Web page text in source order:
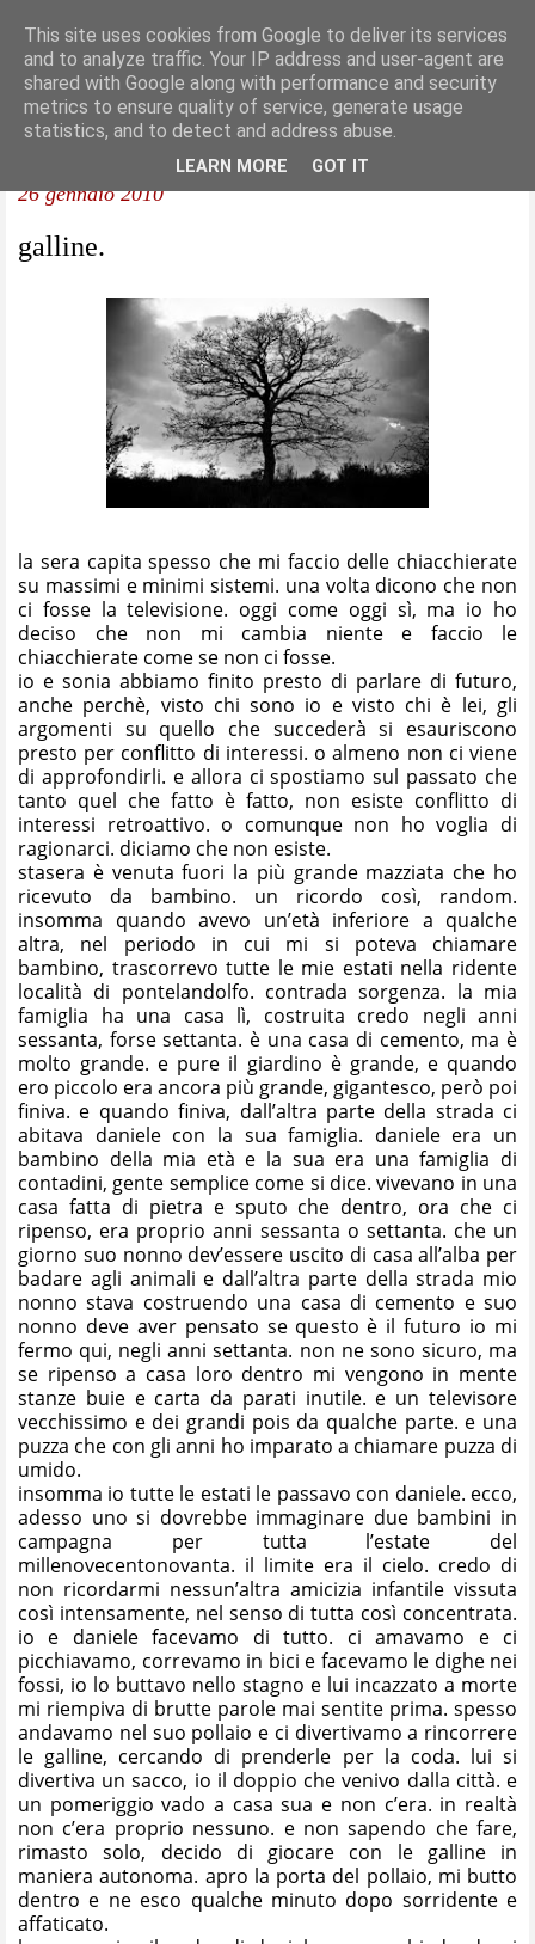
26 gennaio 2010
galline.
la sera capita spesso che mi faccio delle chiacchierate
su massimi e minimi sistemi. una volta dicono che non
ci fosse la televisione. oggi come oggi sì, ma io ho
deciso che non mi cambia niente e faccio le
chiacchierate come se non ci fosse.
io e sonia abbiamo finito presto di parlare di futuro,
anche perchè, visto chi sono io e visto chi è lei, gli
argomenti su quello che succederà si esauriscono
presto per conflitto di interessi. o almeno non ci viene
di approfondirli. e allora ci spostiamo sul passato che
tanto quel che fatto è fatto, non esiste conflitto di
interessi retroattivo. o comunque non ho voglia di
ragionarci. diciamo che non esiste.
stasera è venuta fuori la più grande mazziata che ho
ricevuto da bambino. un ricordo così, random.
insomma quando avevo un’età inferiore a qualche
altra, nel periodo in cui mi si poteva chiamare
bambino, trascorrevo tutte le mie estati nella ridente
località di pontelandolfo. contrada sorgenza. la mia
famiglia ha una casa lì, costruita credo negli anni
sessanta, forse settanta. è una casa di cemento, ma è
molto grande. e pure il giardino è grande, e quando
ero piccolo era ancora più grande, gigantesco, però poi
finiva. e quando finiva, dall’altra parte della strada ci
abitava daniele con la sua famiglia. daniele era un
bambino della mia età e la sua era una famiglia di
contadini, gente semplice come si dice. vivevano in una
casa fatta di pietra e sputo che dentro, ora che ci
ripenso, era proprio anni sessanta o settanta. che un
giorno suo nonno dev’essere uscito di casa all’alba per
badare agli animali e dall’altra parte della strada mio
nonno stava costruendo una casa di cemento e suo
nonno deve aver pensato se questo è il futuro io mi
fermo qui, negli anni settanta. non ne sono sicuro, ma
se ripenso a casa loro dentro mi vengono in mente
stanze buie e carta da parati inutile. e un televisore
vecchissimo e dei grandi pois da qualche parte. e una
puzza che con gli anni ho imparato a chiamare puzza di
umido.
insomma io tutte le estati le passavo con daniele. ecco,
adesso uno si dovrebbe immaginare due bambini in
campagna per tutta l’estate del
millenovecentonovanta. il limite era il cielo. credo di
non ricordarmi nessun’altra amicizia infantile vissuta
così intensamente, nel senso di tutta così concentrata.
io e daniele facevamo di tutto. ci amavamo e ci
picchiavamo, correvamo in bici e facevamo le dighe nei
fossi, io lo buttavo nello stagno e lui incazzato a morte
mi riempiva di brutte parole mai sentite prima. spesso
andavamo nel suo pollaio e ci divertivamo a rincorrere
le galline, cercando di prenderle per la coda. lui si
divertiva un sacco, io il doppio che venivo dalla città. e
un pomeriggio vado a casa sua e non c’era. in realtà
non c’era proprio nessuno. e non sapendo che fare,
rimasto solo, decido di giocare con le galline in
maniera autonoma. apro la porta del pollaio, mi butto
dentro e ne esco qualche minuto dopo sorridente e
affaticato.
This site uses cookies from Google to deliver its services
and to analyze traffic. Your IP address and user-agent are
shared with Google along with performance and security
metrics to ensure quality of service, generate usage
statistics, and to detect and address abuse.
LEARN MORE GOT IT